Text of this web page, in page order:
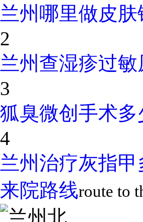
兰州哪里做皮
2
兰州查湿疹过
3
狐臭微创手术多
4
兰州治疗灰指甲
来院路线route to